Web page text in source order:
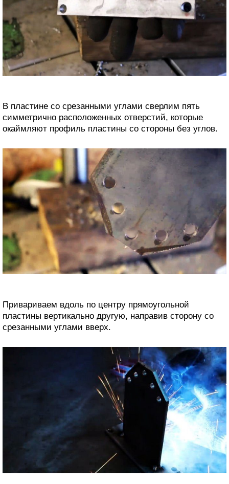
В пластине со срезанными углами сверлим пять
симметрично расположенных отверстий, которые
окаймляют профиль пластины со стороны без углов.
Привариваем вдоль по центру прямоугольной
пластины вертикально другую, направив сторону со
срезанными углами вверх.